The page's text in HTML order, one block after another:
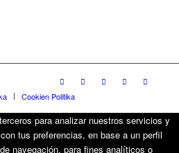
Cookien Politika
para analizar nuestros servicios y
tus preferencias, en base a un perfil
navegación, para fines analíticos o